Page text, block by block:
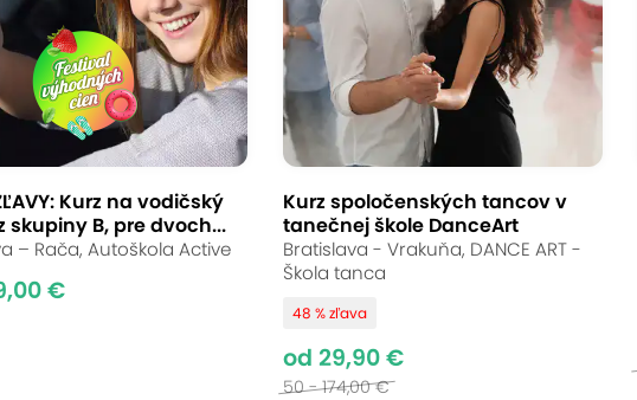
Kurz na vodičský
skupiny B, pre dvoch...
– Rača, Autoškola Active
€
Kurz spoločenských tancov v
tanečnej škole DanceArt
Bratislava - Vrakuňa, DANCE ART -
Škola tanca
48 % zľava
od 29,90 €
50 - 174,00 €